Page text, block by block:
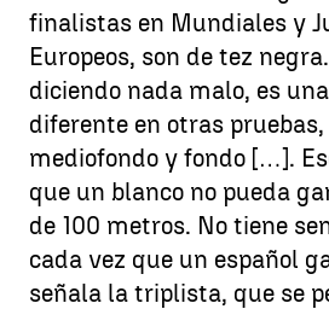
finalistas en Mundiales y
Europeos, son de tez
diciendo nada malo, es
diferente en otras
mediofondo y fondo […].
que un blanco no pueda
de 100 metros. No tiene
cada vez que un español
señala la triplista, que se